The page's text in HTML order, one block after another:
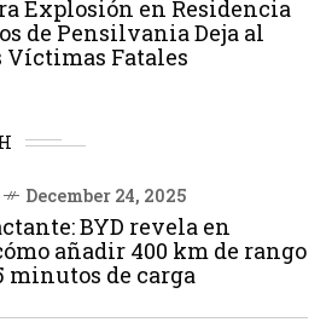
Explosión en Residencia
de Pensilvania Deja al
Víctimas Fatales
December 24, 2025
BYD revela en
añadir 400 km de rango
minutos de carga